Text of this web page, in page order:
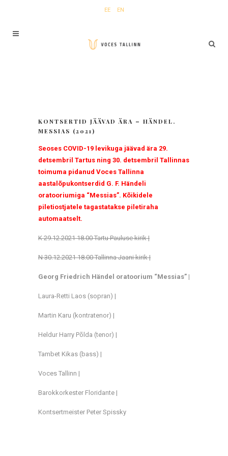
EE EN
KONTSERTID JÄÄVAD ÄRA – HÄNDEL.
MESSIAS (2021)
Seoses COVID-19 levikuga jäävad ära 29.
detsembril Tartus ning 30. detsembril Tallinnas
toimuma pidanud Voces Tallinna
aastalõpukontserdid G. F. Händeli
oratooriumiga “Messias”. Kõikidele
piletiostjatele tagastatakse piletiraha
automaatselt.
K 29.12.2021 18.00 Tartu Pauluse kirik |
N 30.12.2021 18.00 Tallinna Jaani kirik |
Georg Friedrich Händel oratoorium “Messias” |
Laura-Retti Laos (sopran) |
Martin Karu (kontratenor) |
Heldur Harry Põlda (tenor) |
Tambet Kikas (bass) |
Voces Tallinn |
Barokkorkester Floridante |
Kontsertmeister Peter Spissky